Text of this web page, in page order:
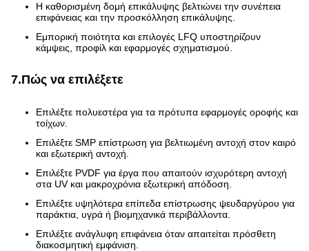
Η καθορισμένη δομή επικάλυψης βελτιώνει την συνέπεια
επιφάνειας και την προσκόλληση επικάλυψης.
Εμπορική ποιότητα και επιλογές LFQ υποστηρίζουν
κάμψεις, προφίλ και εφαρμογές σχηματισμού.
7.Πώς να επιλέξετε
Επιλέξτε πολυεστέρα για τα πρότυπα εφαρμογές οροφής και
τοίχων.
Επιλέξτε SMP επίστρωση για βελτιωμένη αντοχή στον καιρό
και εξωτερική αντοχή.
Επιλέξτε PVDF για έργα που απαιτούν ισχυρότερη αντοχή
στα UV και μακροχρόνια εξωτερική απόδοση.
Επιλέξτε υψηλότερα επίπεδα επίστρωσης ψευδαργύρου για
παράκτια, υγρά ή βιομηχανικά περιβάλλοντα.
Επιλέξτε ανάγλυφη επιφάνεια όταν απαιτείται πρόσθετη
διακοσμητική εμφάνιση.